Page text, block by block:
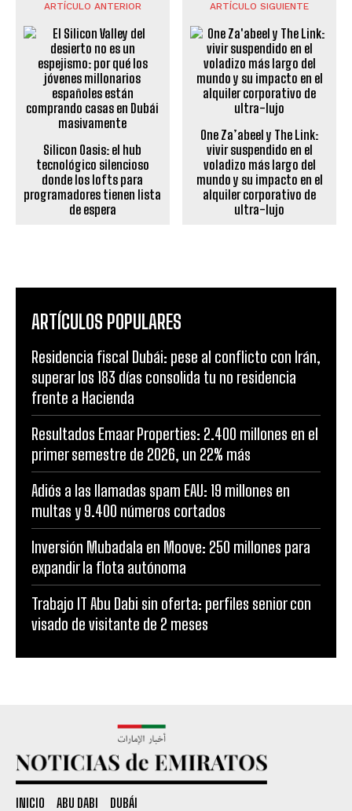
ARTÍCULO ANTERIOR
Silicon Oasis: el hub
tecnológico silencioso
donde los lofts para
programadores tienen lista
de espera
ARTÍCULO SIGUIENTE
One Za’abeel y The Link:
vivir suspendido en el
voladizo más largo del
mundo y su impacto en el
alquiler corporativo de
ultra-lujo
ARTÍCULOS POPULARES
Residencia fiscal Dubái: pese al conflicto con Irán,
superar los 183 días consolida tu no residencia
frente a Hacienda
Resultados Emaar Properties: 2.400 millones en el
primer semestre de 2026, un 22% más
Adiós a las llamadas spam EAU: 19 millones en
multas y 9.400 números cortados
Inversión Mubadala en Moove: 250 millones para
expandir la flota autónoma
Trabajo IT Abu Dabi sin oferta: perfiles senior con
visado de visitante de 2 meses
INICIO ABU DABI DUBÁI